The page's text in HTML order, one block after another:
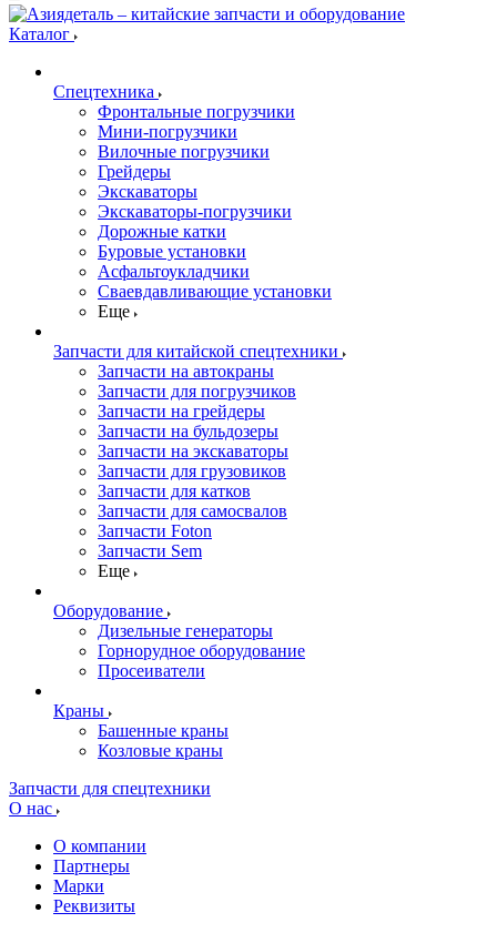
Каталог
Спецтехника
Фронтальные погрузчики
Мини-погрузчики
Вилочные погрузчики
Грейдеры
Экскаваторы
Экскаваторы-погрузчики
Дорожные катки
Буровые установки
Асфальтоукладчики
Сваевдавливающие установки
Еще
Запчасти для китайской спецтехники
Запчасти на автокраны
Запчасти для погрузчиков
Запчасти на грейдеры
Запчасти на бульдозеры
Запчасти на экскаваторы
Запчасти для грузовиков
Запчасти для катков
Запчасти для самосвалов
Запчасти Foton
Запчасти Sem
Еще
Оборудование
Дизельные генераторы
Горнорудное оборудование
Просеиватели
Краны
Башенные краны
Козловые краны
Запчасти для спецтехники
О нас
О компании
Партнеры
Марки
Реквизиты